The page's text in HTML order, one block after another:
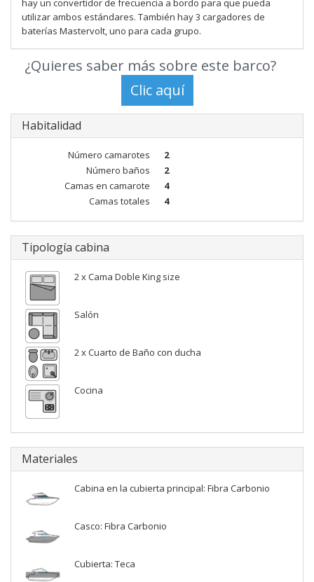
hay un convertidor de frecuencia a bordo para que pueda
utilizar ambos estándares. También hay 3 cargadores de
baterías Mastervolt, uno para cada grupo.
¿Quieres saber más sobre este barco?
Habitalidad
Número camarotes
2
Número baños
2
Camas en camarote
4
Camas totales
4
Tipología cabina
2 x Cama Doble King size
Salón
2 x Cuarto de Baño con ducha
Cocina
Materiales
Cabina en la cubierta principal: Fibra Carbonio
Casco: Fibra Carbonio
Cubierta: Teca